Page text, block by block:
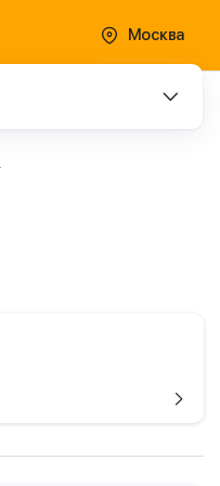
Москва